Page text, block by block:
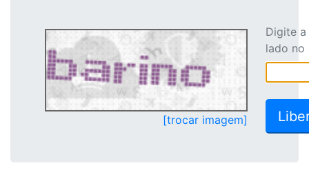
[trocar imagem]
Digite
lado no